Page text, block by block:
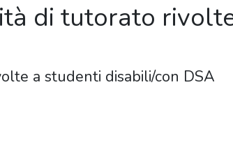
di tutorato
a studenti disabili/con DSA